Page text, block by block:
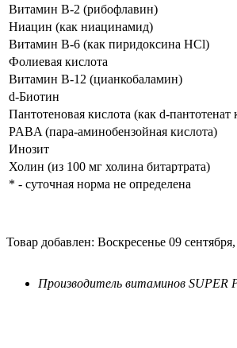
Витамин В-2 (рибофлавин)
Ниацин (как ниацинамид)
Витамин В-6 (как пиридоксина HCl)
Фолиевая кислота
Витамин В-12 (цианкобаламин)
d-Биотин
Пантотеновая кислота (как d-пантотенат
PABA (пара-аминобензойная кислота)
Инозит
Холин (из 100 мг холина битартрата)
* - суточная норма не определена
Товар добавлен: Воскресенье 09
Производитель витаминов SUPER